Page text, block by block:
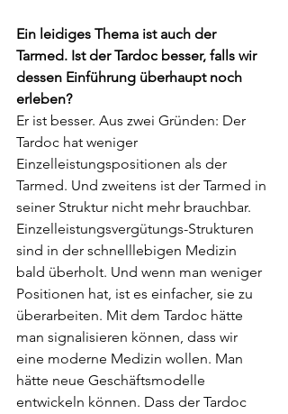
Ein leidiges Thema ist auch der
Tarmed. Ist der Tardoc besser, falls wir
dessen Einführung überhaupt noch
erleben?
Er ist besser. Aus zwei Gründen: Der
Tardoc hat weniger
Einzelleistungspositionen als der
Tarmed. Und zweitens ist der Tarmed in
seiner Struktur nicht mehr brauchbar.
Einzelleistungsvergütungs-Strukturen
sind in der schnelllebigen Medizin
bald überholt. Und wenn man weniger
Positionen hat, ist es einfacher, sie zu
überarbeiten. Mit dem Tardoc hätte
man signalisieren können, dass wir
eine moderne Medizin wollen. Man
hätte neue Geschäftsmodelle
entwickeln können. Dass der Tardoc